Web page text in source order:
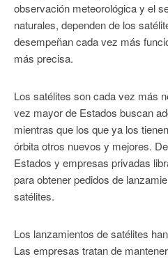
observación meteorológica y el
naturales, dependen de los
desempeñan cada vez más
más precisa.
Los satélites son cada vez más
vez mayor de Estados buscan
mientras que los que ya los
órbita otros nuevos y mejores.
Estados y empresas privadas
para obtener pedidos de
satélites.
Los lanzamientos de satélites
Las empresas tratan de